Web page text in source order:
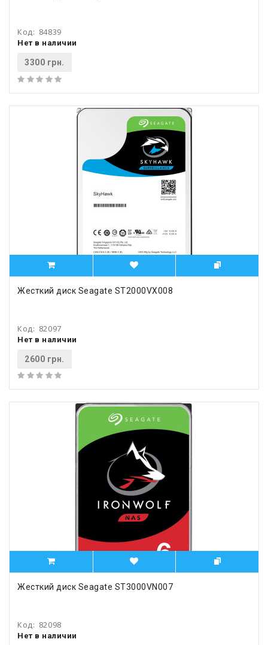
Код: 84839
Нет в наличии
3300 грн.
Жесткий диск Seagate ST2000VX008
Код: 82097
Нет в наличии
2600 грн.
Жесткий диск Seagate ST3000VN007
Код: 82098
Нет в наличии